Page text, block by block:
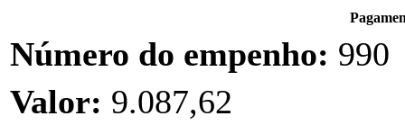
Número do empenho: 990
Valor: 9.087,62